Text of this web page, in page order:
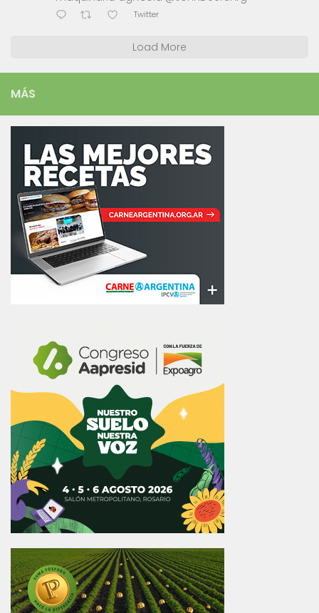
Twitter
Load More
MÁS